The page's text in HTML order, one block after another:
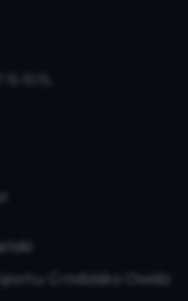
15:15,
Grodzisko Owidz